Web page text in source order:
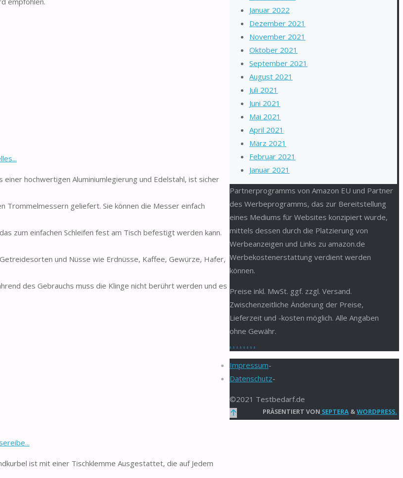
hochwertigen Aluminiumlegierung und Edelstahl, ist sicher
Trommelmessern geliefert. Sie können die Messer einfach
zum einfachen Schleifen fest am Tisch befestigt werden kann.
und Nüsse wie Erdnüsse, Kaffee, Gewürze, Hafer,
des Gebrauchs muss die Klinge nicht berührt werden und es
ist mit einer Tischklemme Ausgestattet, die auf Jedem
Januar 2022
Dezember 2021
November 2021
Oktober 2021
September 2021
August 2021
Juli 2021
Juni 2021
Mai 2021
April 2021
März 2021
Februar 2021
Januar 2021
Partnerprogramms von Amazon EU und Partner
des Werbeprogramms, das zur Bereitstellung
eines Mediums für Websites konzipiert wurde,
mittels dessen durch die Platzierung von
Werbeanzeigen und Links zu amazon.de
Werbekostenerstattung verdient werden
können.
Preise inkl. MwSt. ggf. zzgl. Versand.
Zwischenzeitliche Änderung der Preise,
Lieferzeit und -kosten möglich. Alle Angaben
ohne Gewähr.
. . . . . . . .
Impressum-
Datenschutz-
©2021 Testbedarf.de
PRÄSENTIERT VON SEPTERA &WORDPRESS.
Zurück